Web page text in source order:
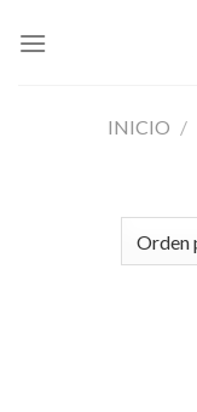
INICIO /